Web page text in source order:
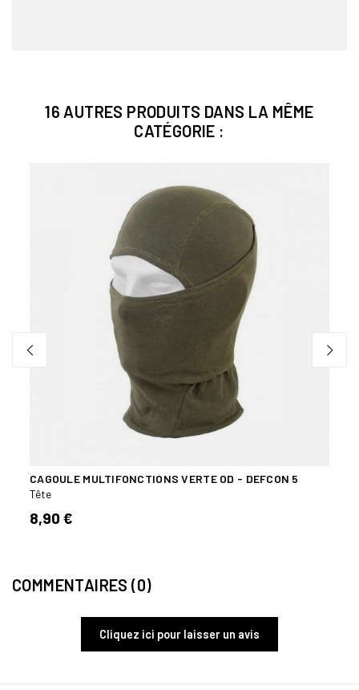
16 AUTRES PRODUITS DANS LA MÊME
CATÉGORIE :
CAGOULE MULTIFONCTIONS VERTE OD - DEFCON 5
Tête
8,90 €
COMMENTAIRES (0)
Cliquez ici pour laisser un avis